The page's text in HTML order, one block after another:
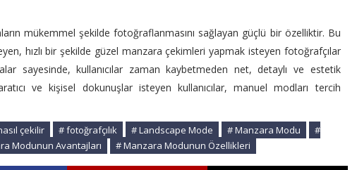
mükemmel şekilde fotoğraflanmasını sağlayan güçlü bir özelliktir. Bu
hızlı bir şekilde güzel manzara çekimleri yapmak isteyen fotoğrafçılar
sayesinde, kullanıcılar zaman kaybetmeden net, detaylı ve estetik
ve kişisel dokunuşlar isteyen kullanıcılar, manuel modları tercih
çekilir # fotoğrafçılık # Landscape Mode # Manzara Modu
#
Modunun Avantajları # Manzara Modunun Özellikleri